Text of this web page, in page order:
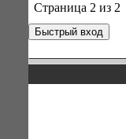
Страница 2 из 2